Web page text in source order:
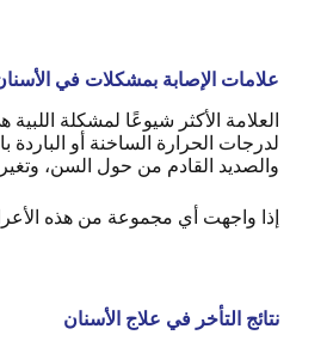
علامات الإصابة بمشكلات في
العلامة الأكثر شيوعًا لمشكلة
لدرجات الحرارة الساخنة أو
والصديد القادم من حول السن،
إذا واجهت أي مجموعة من هذه
نتائج التأخر في علاج الأسنان